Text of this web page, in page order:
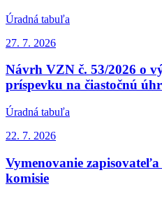
Úradná tabuľa
27. 7. 2026
Návrh VZN č. 53/2026 o
príspevku na čiastočnú
Úradná tabuľa
22. 7. 2026
Vymenovanie
komisie